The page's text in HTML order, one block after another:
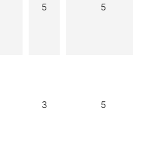
5 5
3 5